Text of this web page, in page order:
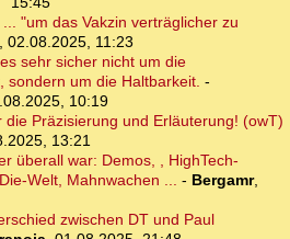
"um das Vakzin verträglicher zu
, 02.08.2025, 11:23
sehr sicher nicht um die
sondern um die Haltbarkeit. -
10:19
die Präzisierung und Erläuterung! (owT)
13:21
überall war: Demos, , HighTech-
Welt, Mahnwachen ... - Bergamr,
zwischen DT und Paul